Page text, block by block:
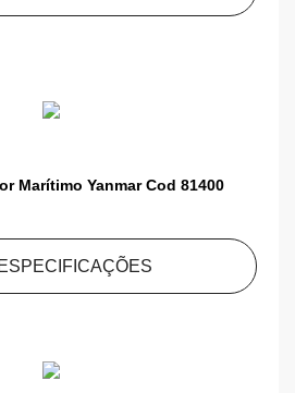
Marítimo Yanmar Cod 81400